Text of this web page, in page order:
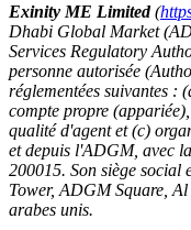
Exinity ME Limited(
Dhabi Global Market
Services Regulatory
personne autorisée
réglementées suivantes :
compte propre
qualité d'agent et (c)
et depuis l'ADGM, avec
200015. Son siège social
Tower, ADGM Square,
arabes unis.